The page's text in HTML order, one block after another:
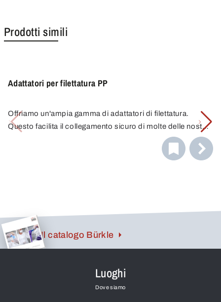
Prodotti simili
Adattatori per filettatura PP
Offriamo un'ampia gamma di adattatori di filettatura.
Questo facilita il collegamento sicuro di molte delle nostre
pompe e rubinetti di scarico a una varietà di contenitori.
Grazie alla combinazione di diversi adattatori, troverete
Il catalogo Bürkle
Luoghi
Dove siamo